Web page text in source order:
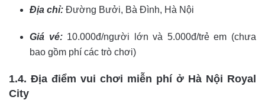
Địa chỉ: Đường Bưởi, Bà Đình, Hà Nội
Giá vé: 10.000đ/người lớn và 5.000đ/trẻ em (chưa
bao gồm phí các trò chơi)
1.4. Địa điểm vui chơi miễn phí ở Hà Nội Royal
City